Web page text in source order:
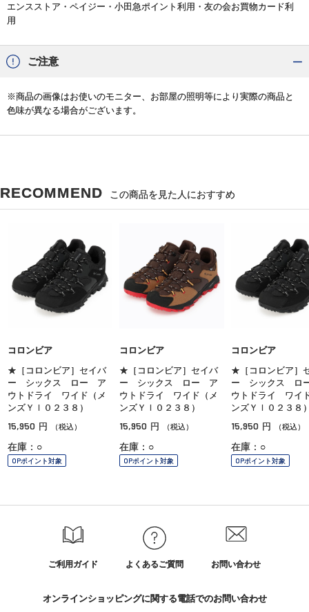
エンスストア・ペイジー・小田急ポイント利用・友の会お買物カード利
用
ご注意
※商品の画像はお使いのモニター、お部屋の照明等により実際の商品と
色味が異なる場合がございます。
RECOMMEND この商品を見た人におすすめ
コロンビア
★［コロンビア］セイバ
ー シックス ロー ア
ウトドライ ワイド（メ
ンズＹＩ０２３８）
15,950 円 （税込）
在庫：○
OPポイント対象
コロンビア
★［コロンビア］セイバ
ー シックス ロー ア
ウトドライ ワイド（メ
ンズＹＩ０２３８）
15,950 円 （税込）
在庫：○
OPポイント対象
コロンビア
★［コロンビア］
ー シックス ロ
ウトドライ ワイ
ンズＹＩ０２３８
15,950 円 （税込）
在庫：○
OPポイント対象
ご利用ガイド よくあるご質問 お問い合わせ
オンラインショッピングに関する電話でのお問い合わせ